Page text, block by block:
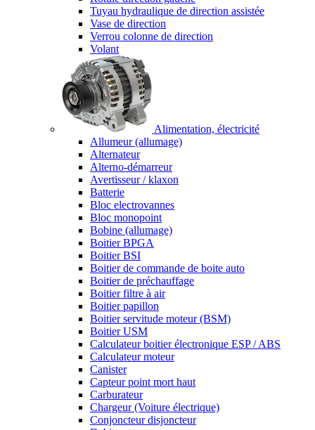
Tuyau hydraulique de direction assistée
Vase de direction
Verrou colonne de direction
Volant
Alimentation, électricité
Allumeur (allumage)
Alternateur
Alterno-démarreur
Avertisseur / klaxon
Batterie
Bloc electrovannes
Bloc monopoint
Bobine (allumage)
Boitier BPGA
Boitier BSI
Boitier de commande de boite auto
Boitier de préchauffage
Boitier filtre à air
Boitier papillon
Boitier servitude moteur (BSM)
Boitier USM
Calculateur boitier électronique ESP / ABS
Calculateur moteur
Canister
Capteur point mort haut
Carburateur
Chargeur (Voiture électrique)
Conjoncteur disjoncteur